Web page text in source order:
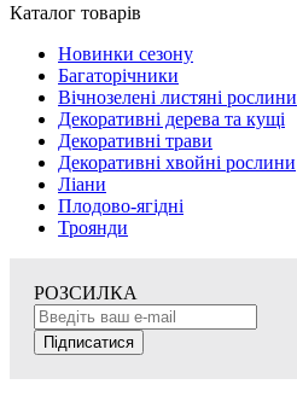
Каталог товарів
Новинки сезону
Багаторічники
Вічнозелені листяні рослини
Декоративні дерева та кущі
Декоративні трави
Декоративні хвойні рослини
Ліани
Плодово-ягідні
Троянди
РОЗСИЛКА
Підписатися